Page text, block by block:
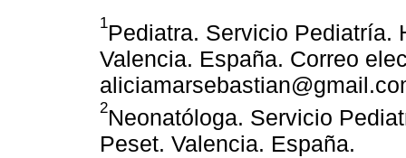
1Pediatra. Servicio Pediatría.
Valencia. España. Correo
2Neonatóloga. Servicio
Peset. Valencia. España.